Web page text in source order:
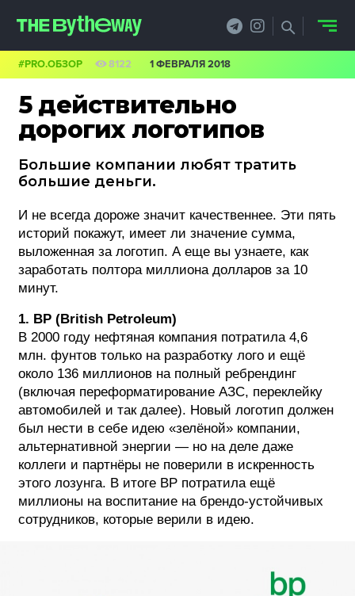
5 действительно
дорогих логотипов
Большие компании любят тратить
большие деньги.
#PRO.ОБЗОР 8122 1 ФЕВРАЛЯ 2018
И не всегда дороже значит качественнее. Эти пять
историй покажут, имеет ли значение сумма,
выложенная за логотип. А еще вы узнаете, как
заработать полтора миллиона долларов за 10
минут.
1. BP (British Petroleum)
В 2000 году нефтяная компания потратила 4,6
млн. фунтов только на разработку лого и ещё
около 136 миллионов на полный ребрендинг
(включая переформатирование АЗС, переклейку
автомобилей и так далее). Новый логотип должен
был нести в себе идею «зелёной» компании,
альтернативной энергии — но на деле даже
коллеги и партнёры не поверили в искренность
этого лозунга. В итоге BP потратила ещё
миллионы на воспитание на брендо-устойчивых
сотрудников, которые верили в идею.
PRO.ОБЗОР
КЕЙСЫ
КРЕАТИВА
БИЗНЕС И
ФЕСТИВАЛИ
ФОТОГРАФИЯ
ТИПОГРАФИКА
ИСТОРИИ БРЕНДОВ
О ПРОЕКТЕ
РЕКЛАМА